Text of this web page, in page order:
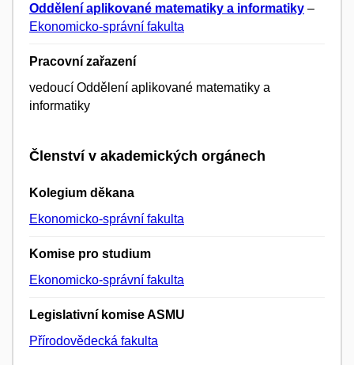
Oddělení aplikované matematiky a informatiky –
Ekonomicko-správní fakulta
Pracovní zařazení
vedoucí Oddělení aplikované matematiky a
informatiky
Členství v akademických orgánech
Kolegium děkana
Ekonomicko-správní fakulta
Komise pro studium
Ekonomicko-správní fakulta
Legislativní komise ASMU
Přírodovědecká fakulta